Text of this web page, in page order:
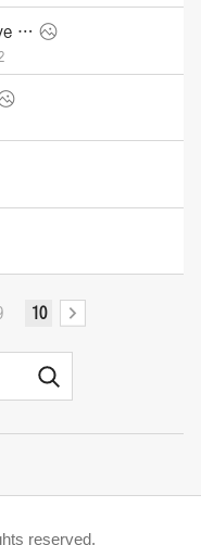
애스턴 마틴 Vanquish Volante Wave Edition (2026)
10
reserved.